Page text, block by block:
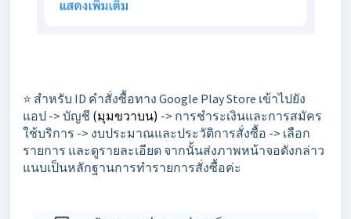
⭐️ สำหรับ ID คำสั่งซื้อทาง Google Play Store เข้าไปยัง
แอป -> บัญชี (มุมขวาบน) -> การชำระเงินและการสมัคร
ใช้บริการ -> งบประมาณและประวัติการสั่งซื้อ -> เลือก
รายการ และดูรายละเอียด จากนั้นส่งภาพหน้าจอดังกล่าว
แนบเป็นหลักฐานการทำรายการสั่งซื้อค่ะ